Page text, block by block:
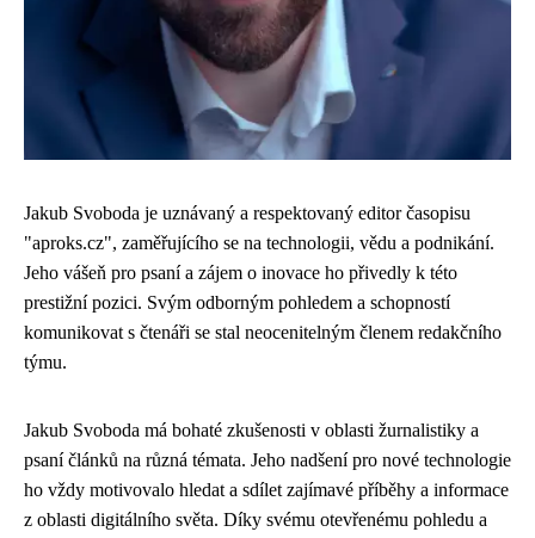
Jakub Svoboda je uznávaný a respektovaný editor časopisu
"aproks.cz", zaměřujícího se na technologii, vědu a podnikání.
Jeho vášeň pro psaní a zájem o inovace ho přivedly k této
prestižní pozici. Svým odborným pohledem a schopností
komunikovat s čtenáři se stal neocenitelným členem redakčního
týmu.
Jakub Svoboda má bohaté zkušenosti v oblasti žurnalistiky a
psaní článků na různá témata. Jeho nadšení pro nové technologie
ho vždy motivovalo hledat a sdílet zajímavé příběhy a informace
z oblasti digitálního světa. Díky svému otevřenému pohledu a